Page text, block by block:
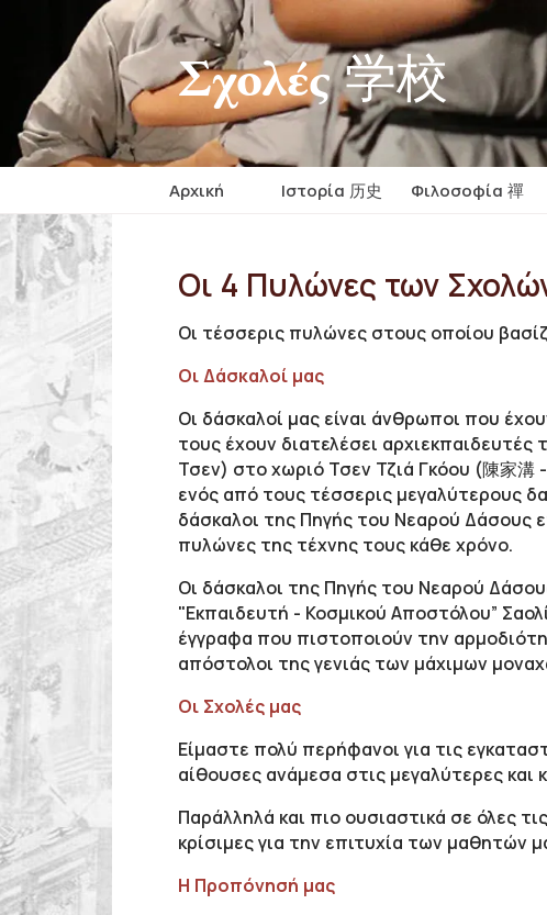
Σχολές 学校
Αρχική Iστορία 历史 Φιλοσοφία 禪
Οι 4 Πυλώνες των
Οι τέσσερις πυλώνες στους οποίου
Οι Δάσκαλοί μας
Οι δάσκαλοί μας είναι άνθρωποι που
τους έχουν διατελέσει αρχιεκπαιδευτές
Τσεν) στο χωριό Τσεν Τζιά Γκόου (陳家
ενός από τους τέσσερις μεγαλύτερους
δάσκαλοι της Πηγής του Νεαρού Δάσους
πυλώνες της τέχνης τους κάθε χρόνο.
Οι δάσκαλοι της Πηγής του Νεαρού
"Εκπαιδευτή - Κοσμικού Απoστόλου”
έγγραφα που πιστοποιούν την
απόστολοι της γενιάς των μάχιμων
Οι Σχολές μας
Είμαστε πολύ περήφανοι για τις
αίθουσες ανάμεσα στις μεγαλύτερες
Παράλληλά και πιο ουσιαστικά σε όλες
κρίσιμες για την επιτυχία των μαθητών
Η Προπόνησή μας